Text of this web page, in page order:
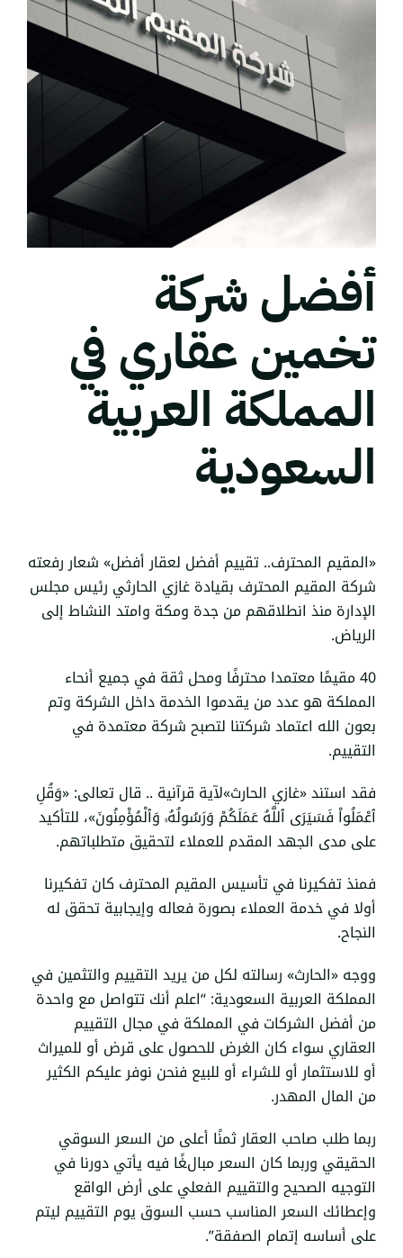
أفضل شركة
تخمين عقاري في
المملكة العربية
السعودية
«المقيم المحترف.. تقييم أفضل لعقار أفضل» شعار رفعته
شركة المقيم المحترف بقيادة غازي الحارثي رئيس مجلس
الإدارة منذ انطلاقهم من جدة ومكة وامتد النشاط إلى
الرياض.
40مقيمًا معتمدا محترفًا ومحل ثقة في جميع أنحاء
المملكة هو عدد من يقدموا الخدمة داخل الشركة وتم
بعون الله اعتماد شركتنا لتصبح شركة معتمدة في
التقييم.
فقد استند «غازي الحارث»لآية قرآنية .. قال تعالى: «وَقُلِ
ٱعْمَلُواْ فَسَيَرَى ٱللَّهُ عَمَلَكُمْ وَرَسُولُهُۥ وَٱلْمُؤْمِنُونَ»، للتأكيد
على مدى الجهد المقدم للعملاء لتحقيق متطلباتهم.
فمنذ تفكيرنا في تأسيس المقيم المحترف كان تفكيرنا
أولا في خدمة العملاء بصورة فعاله وإيجابية تحقق له
النجاح.
ووجه «الحارث» رسالته لكل من يريد التقييم والتثمين في
المملكة العربية السعودية: “اعلم أنك تتواصل مع واحدة
من أفضل الشركات في المملكة في مجال التقييم
العقاري سواء كان الغرض للحصول على قرض أو للميراث
أو للاستثمار أو للشراء أو للبيع فنحن نوفر عليكم الكثير
من المال المهدر.
ربما طلب صاحب العقار ثمنًا أعلى من السعر السوقي
الحقيقي وربما كان السعر مبالغًا فيه يأتي دورنا في
التوجيه الصحيح والتقييم الفعلي على أرض الواقع
وإعطائك السعر المناسب حسب السوق يوم التقييم ليتم
على أساسه إتمام الصفقة”.